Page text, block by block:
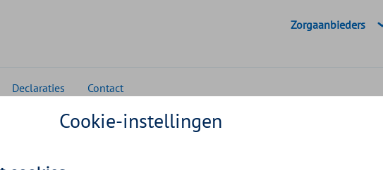
Geselecteerde
Zorgaanbieders
Declaraties Contact
Goede voorbeelden Reduce en Reuse: herbruikbare onderleggers
Cookie-instellingen